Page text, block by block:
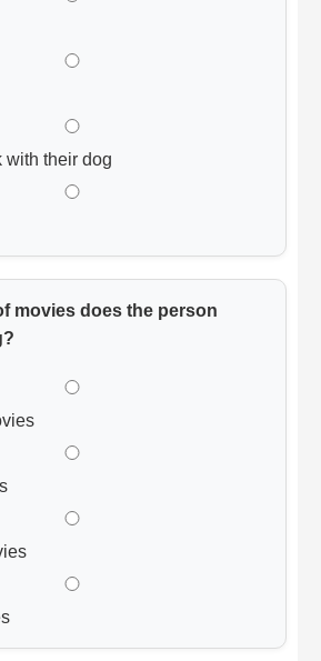
with their dog
movies does the person